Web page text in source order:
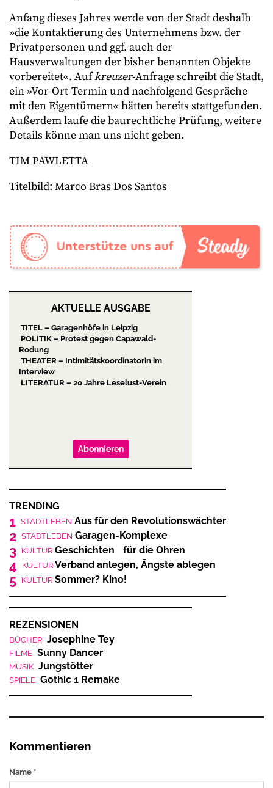
Anfang dieses Jahres werde von der Stadt deshalb
»die Kontaktierung des Unternehmens bzw. der
Privatpersonen und ggf. auch der
Hausverwaltungen der bisher benannten Objekte
vorbereitet«. Aufkreuzer-Anfrage schreibt die Stadt,
ein »Vor-Ort-Termin und nachfolgend Gespräche
mit den Eigentümern« hätten bereits stattgefunden.
Außerdem laufe die baurechtliche Prüfung, weitere
Details könne man uns nicht geben.
TIM PAWLETTA
Titelbild: Marco Bras Dos Santos
AKTUELLE AUSGABE
TITEL – Garagenhöfe in Leipzig
POLITIK – Protest gegen Capawald-
Rodung
THEATER – Intimitätskoordinatorin im
Interview
LITERATUR – 20 Jahre Leselust-Verein
Abonnieren
TRENDING
1 STADTLEBEN Aus für den Revolutionswächter
2 STADTLEBEN Garagen-Komplexe
3 KULTUR Geschichten für die Ohren
4 KULTUR Verband anlegen, Ängste ablegen
5 KULTUR Sommer? Kino!
REZENSIONEN
BÜCHER Josephine Tey
FILME Sunny Dancer
MUSIK Jungstötter
SPIELE Gothic 1 Remake
Kommentieren
Name *